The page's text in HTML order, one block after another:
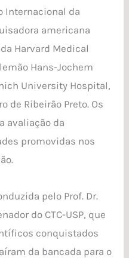
Internacional da
americana
Harvard Medical
Hans-Jochem
University Hospital,
de Ribeirão Preto. Os
avaliação da
promovidas nos
pelo Prof. Dr.
do CTC-USP, que
conquistados
da bancada para o